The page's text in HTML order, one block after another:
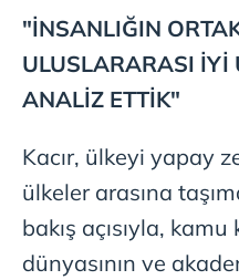
"İNSANLIĞIN
ULUSLARARASI İYİ
ANALİZ ETTİK"
Kacır, ülkeyi yapay
ülkeler arasına
bakış açısıyla, kamu
dünyasının ve